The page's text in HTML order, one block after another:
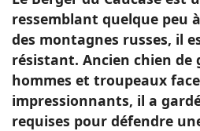
Guides
ressemblant quelque peu
des montagnes russes, il
résistant. Ancien chien de
hommes et troupeaux
impressionnants, il a
requises pour défendre